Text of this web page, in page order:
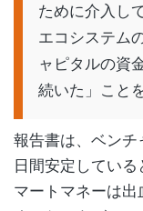
ために介入し
エコシステム
ャピタルの資
続いた」こと
報告書は、ベン
日間安定してい
マートマネーは